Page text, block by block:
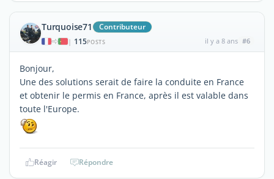
Turquoise71 Contributeur
| 115POSTS il y a 8 ans #6
Bonjour,
Une des solutions serait de faire la conduite en France
et obtenir le permis en France, après il est valable dans
toute l'Europe.
Réagir Répondre